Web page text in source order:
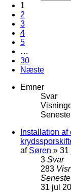
1
2
3
4
5
…
30
Næste
Emner
Svar
Installation
af Søren » 31
3 Svar
283
31 jul